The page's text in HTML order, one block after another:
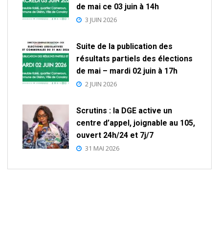
de mai ce 03 juin à 14h
3 JUIN 2026
Suite de la publication des
résultats partiels des élections
de mai – mardi 02 juin à 17h
2 JUIN 2026
Scrutins : la DGE active un
centre d’appel, joignable au 105,
ouvert 24h/24 et 7j/7
31 MAI 2026